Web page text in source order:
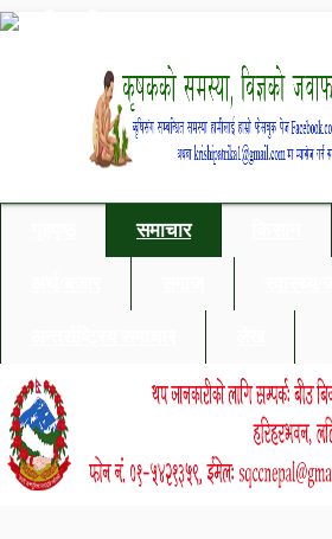
समाचार